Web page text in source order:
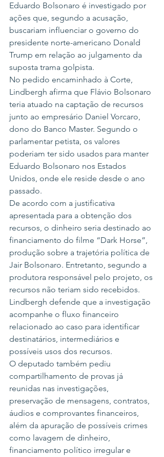
Eduardo Bolsonaro é investigado por
ações que, segundo a acusação,
buscariam influenciar o governo do
presidente norte-americano Donald
Trump em relação ao julgamento da
suposta trama golpista.
No pedido encaminhado à Corte,
Lindbergh afirma que Flávio Bolsonaro
teria atuado na captação de recursos
junto ao empresário Daniel Vorcaro,
dono do Banco Master. Segundo o
parlamentar petista, os valores
poderiam ter sido usados para manter
Eduardo Bolsonaro nos Estados
Unidos, onde ele reside desde o ano
passado.
De acordo com a justificativa
apresentada para a obtenção dos
recursos, o dinheiro seria destinado ao
financiamento do filme “Dark Horse”,
produção sobre a trajetória política de
Jair Bolsonaro. Entretanto, segundo a
produtora responsável pelo projeto, os
recursos não teriam sido recebidos.
Lindbergh defende que a investigação
acompanhe o fluxo financeiro
relacionado ao caso para identificar
destinatários, intermediários e
possíveis usos dos recursos.
O deputado também pediu
compartilhamento de provas já
reunidas nas investigações,
preservação de mensagens, contratos,
áudios e comprovantes financeiros,
além da apuração de possíveis crimes
como lavagem de dinheiro,
financiamento político irregular e